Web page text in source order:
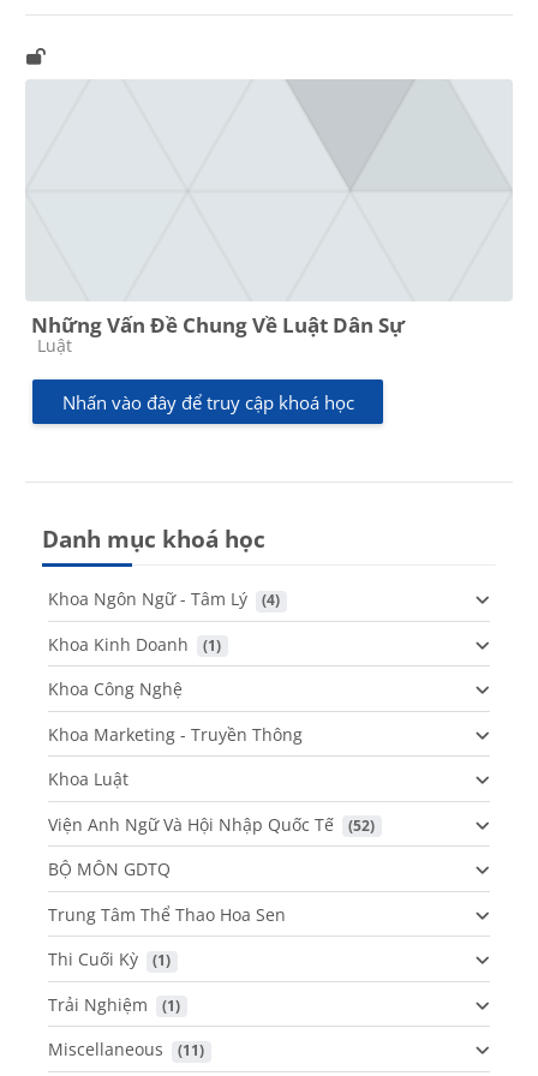
Những Vấn Đề Chung Về Luật Dân Sự
Các loại khóa học
Luật
Nhấn vào đây để truy cập khoá học
Danh mục khoá học
Khoa Ngôn Ngữ - Tâm Lý (4)
Khoa Kinh Doanh (1)
Khoa Công Nghệ
Khoa Marketing - Truyền Thông
Khoa Luật
Viện Anh Ngữ Và Hội Nhập Quốc Tế
(52)
BỘ MÔN GDTQ
Trung Tâm Thể Thao Hoa Sen
Thi Cuối Kỳ
(1)
Trải Nghiệm (1)
Miscellaneous (11)